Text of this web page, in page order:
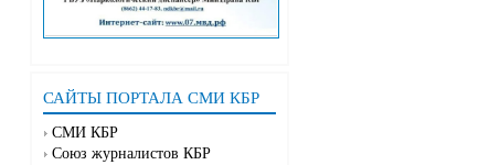
САЙТЫ ПОРТАЛА СМИ КБР
СМИ КБР
Союз журналистов КБР